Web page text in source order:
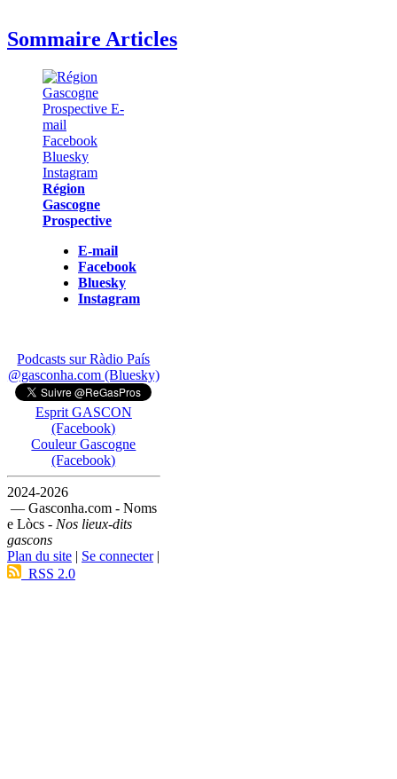
Sommaire Articles
Région
Gascogne
Prospective
E-mail
Facebook
Bluesky
Instagram
Podcasts sur Ràdio País
@gasconha.com (Bluesky)
Esprit GASCON
(Facebook)
Couleur Gascogne
(Facebook)
2024-2026
— Gasconha.com - Noms
e Lòcs - Nos lieux-dits
gascons
Plan du site | Se connecter|
RSS 2.0